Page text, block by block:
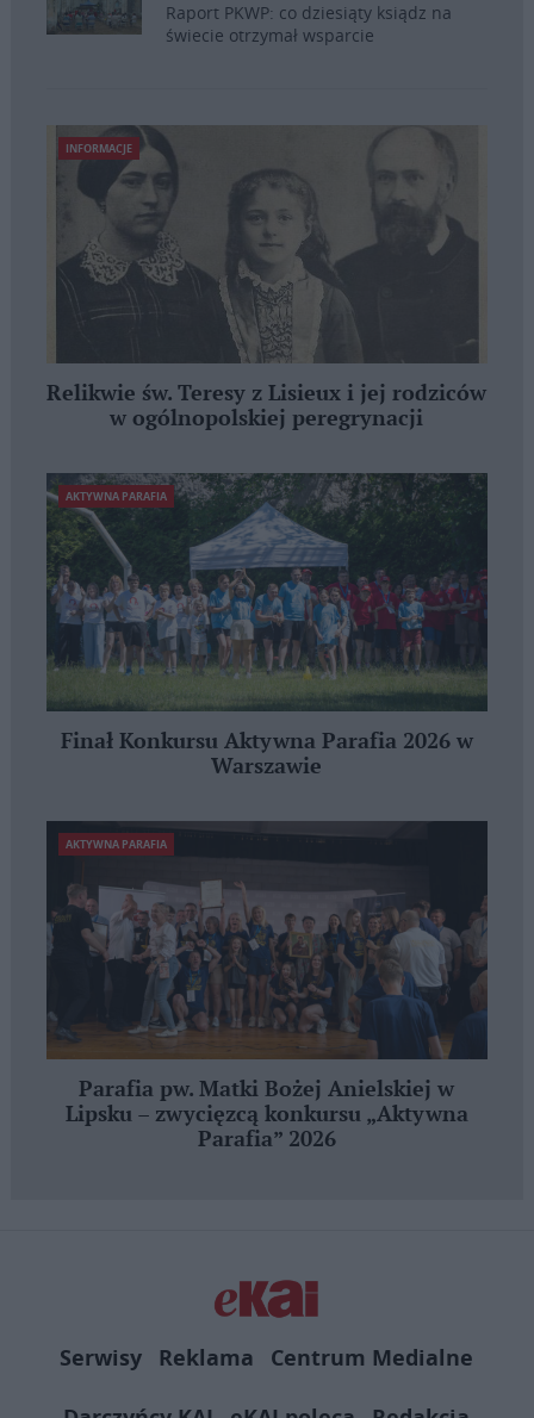
Raport PKWP: co dziesiąty ksiądz na
świecie otrzymał wsparcie
INFORMACJE
Relikwie św. Teresy z Lisieux i jej rodziców
w ogólnopolskiej peregrynacji
AKTYWNA PARAFIA
Finał Konkursu Aktywna Parafia 2026 w
Warszawie
AKTYWNA PARAFIA
Parafia pw. Matki Bożej Anielskiej w
Lipsku – zwycięzcą konkursu „Aktywna
Parafia” 2026
Serwisy Reklama
Centrum Medialne